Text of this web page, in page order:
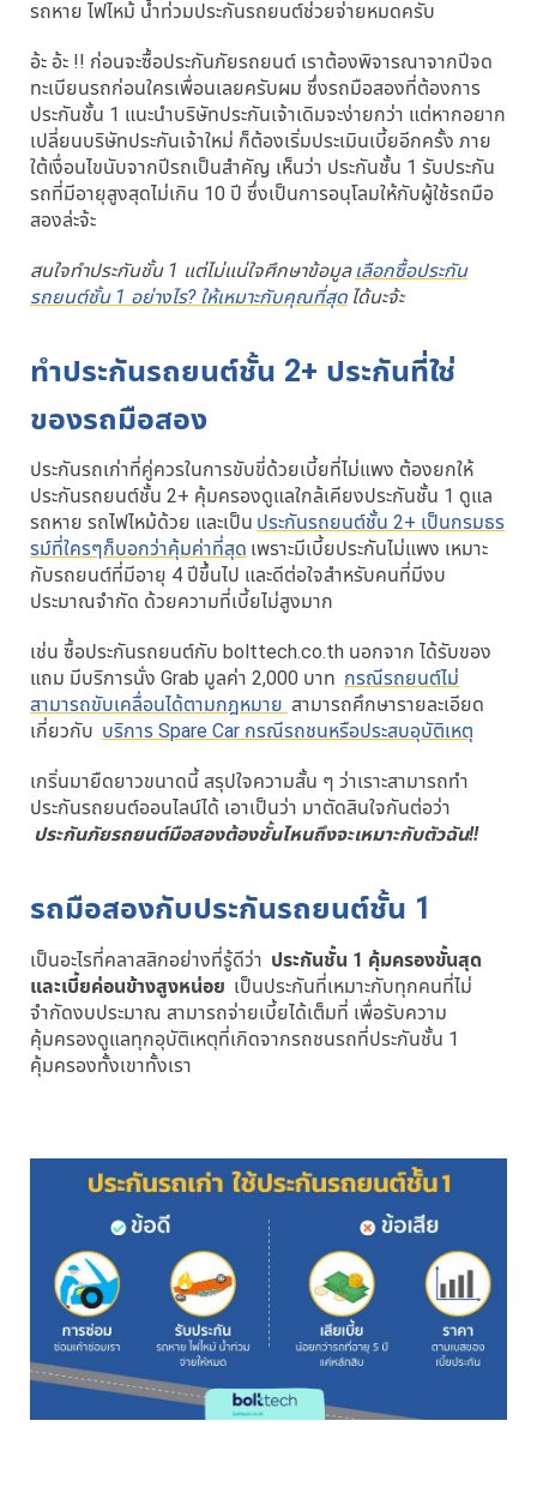
รถหาย ไฟไหม้ น้ำท่วมประกันรถยนต์ช่วยจ่ายหมดครับ
อ้ะ อ้ะ !! ก่อนจะซื้อประกันภัยรถยนต์ เราต้องพิจารณาจากปีจด
ทะเบียนรถก่อนใครเพื่อนเลยครับผม ซึ่งรถมือสองที่ต้องการ
ประกันชั้น 1 แนะนำบริษัทประกันเจ้าเดิมจะง่ายกว่า แต่หากอยาก
เปลี่ยนบริษัทประกันเจ้าใหม่ ก็ต้องเริ่มประเมินเบี้ยอีกครั้ง ภาย
ใต้เงื่อนไขนับจากปีรถเป็นสำคัญ เห็นว่า ประกันชั้น 1 รับประกัน
รถที่มีอายุสูงสุดไม่เกิน 10 ปี ซึ่งเป็นการอนุโลมให้กับผู้ใช้รถมือ
สองล่ะจ้ะ
สนใจทำประกันชั้น 1 แต่ไม่แน่ใจศึกษาข้อมูล เลือกซื้อประกัน
รถยนต์ชั้น 1 อย่างไร? ให้เหมาะกับคุณที่สุด ได้นะจ้ะ
ทำประกันรถยนต์ชั้น 2+ ประกันที่ใช่
ของรถมือสอง
ประกันรถเก่าที่คู่ควรในการขับขี่ด้วยเบี้ยที่ไม่แพง ต้องยกให้
ประกันรถยนต์ชั้น 2+ คุ้มครองดูแลใกล้เคียงประกันชั้น 1 ดูแล
รถหาย รถไฟไหม้ด้วย และเป็น ประกันรถยนต์ชั้น 2+ เป็นกรมธร
รม์ที่ใครๆก็บอกว่าคุ้มค่าที่สุด เพราะมีเบี้ยประกันไม่แพง เหมาะ
กับรถยนต์ที่มีอายุ 4 ปีขึ้นไป และดีต่อใจสำหรับคนที่มีงบ
ประมาณจำกัด ด้วยความที่เบี้ยไม่สูงมาก
เช่น ซื้อประกันรถยนต์กับ bolttech.co.th นอกจาก ได้รับของ
แถม มีบริการนั่ง Grab มูลค่า 2,000 บาท กรณีรถยนต์ไม่
สามารถขับเคลื่อนได้ตามกฎหมาย สามารถศึกษารายละเอียด
เกี่ยวกับ บริการ Spare Car กรณีรถชนหรือประสบอุบัติเหตุ
เกริ่นมายืดยาวขนาดนี้ สรุปใจความสั้น ๆ ว่าเราะสามารถทำ
ประกันรถยนต์ออนไลน์ได้ เอาเป็นว่า มาตัดสินใจกันต่อว่า
ประกันภัยรถยนต์มือสองต้องชั้นไหนถึงจะเหมาะกับตัวฉัน!!
รถมือสองกับประกันรถยนต์ชั้น 1
เป็นอะไรที่คลาสสิกอย่างที่รู้ดีว่า ประกันชั้น 1 คุ้มครองขั้นสุด
และเบี้ยค่อนข้างสูงหน่อย เป็นประกันที่เหมาะกับทุกคนที่ไม่
จำกัดงบประมาณ สามารถจ่ายเบี้ยได้เต็มที่ เพื่อรับความ
คุ้มครองดูแลทุกอุบัติเหตุที่เกิดจากรถชนรถที่ประกันชั้น 1
คุ้มครองทั้งเขาทั้งเรา